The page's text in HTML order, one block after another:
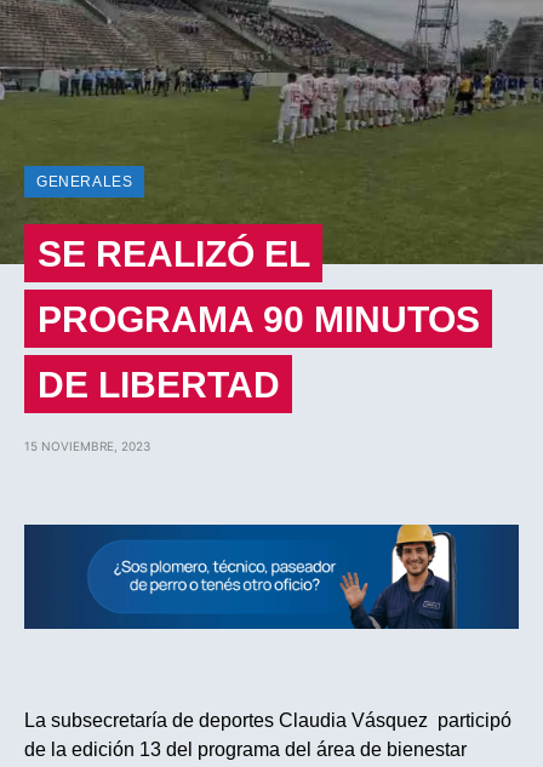
GENERALES
SE REALIZÓ EL
PROGRAMA 90 MINUTOS
DE LIBERTAD
15 NOVIEMBRE, 2023
La subsecretaría de deportes Claudia Vásquez participó
de la edición 13 del programa del área de bienestar